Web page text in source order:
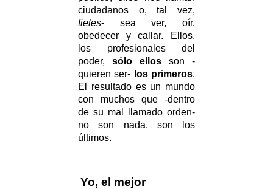
ciudadanos o, tal vez,
fieles- sea ver, oír,
obedecer y callar. Ellos,
los profesionales del
poder, sólo ellos son -
quieren ser- los primeros.
El resultado es un mundo
con muchos que -dentro
de su mal llamado orden-
no son nada, son los
últimos.
Yo, el mejor